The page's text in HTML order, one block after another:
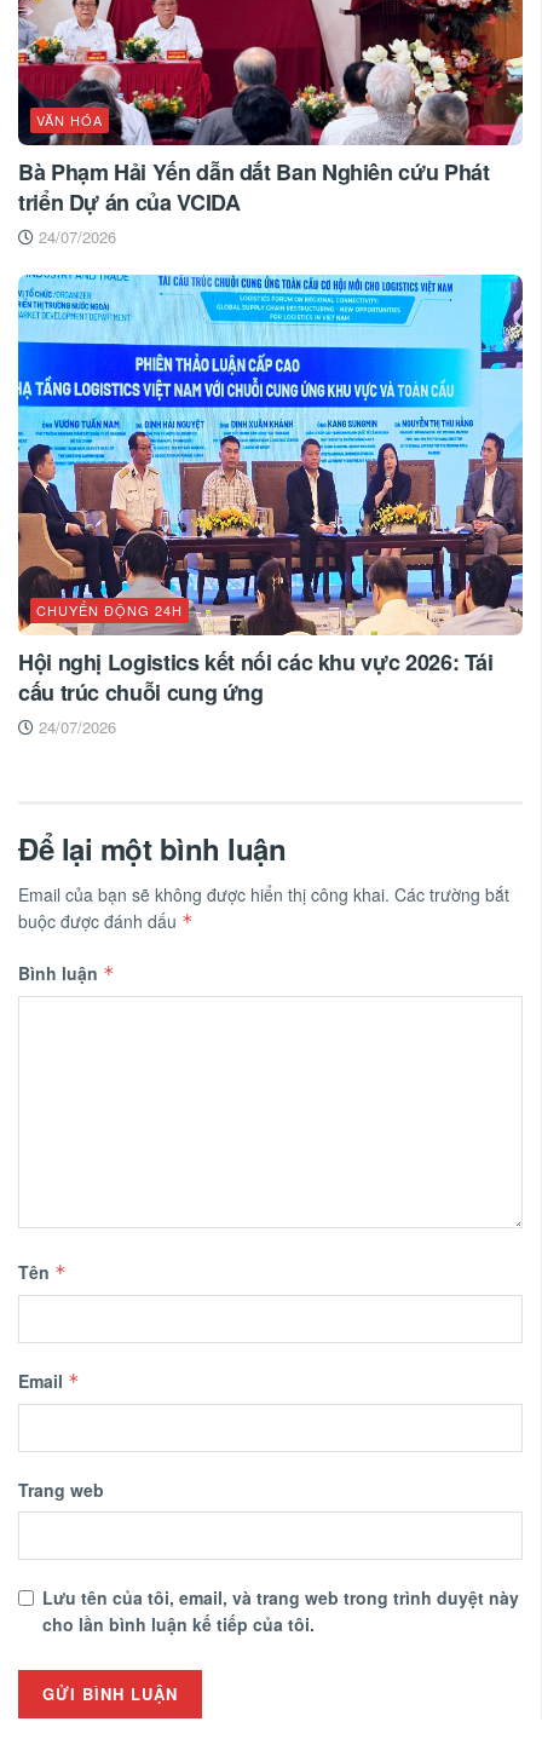
VĂN HÓA
Bà Phạm Hải Yến dẫn dắt Ban Nghiên cứu Phát
triển Dự án của VCIDA
24/07/2026
CHUYỂN ĐỘNG 24H
Hội nghị Logistics kết nối các khu vực 2026: Tái
cấu trúc chuỗi cung ứng
24/07/2026
Để lại một bình luận
Email của bạn sẽ không được hiển thị công khai. Các trường bắt
buộc được đánh dấu *
Bình luận *
Tên *
Email *
Trang web
Lưu tên của tôi, email, và trang web trong trình duyệt này
cho lần bình luận kế tiếp của tôi.